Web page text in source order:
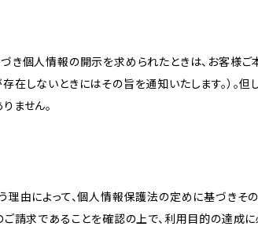
き個人情報の開示を求められたときは、お客様
しないときにはその旨を通知いたします。）。
ません。
理由によって、個人情報保護法の定めに基づきそ
ご請求であることを確認の上で、利用目的の達成